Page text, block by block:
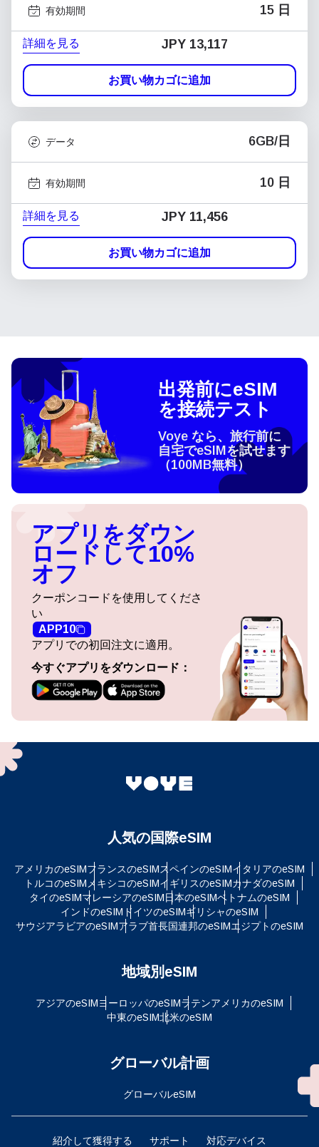
有効期間 15 日
詳細を見る JPY 13,117
お買い物カゴに追加
データ 6GB/日
有効期間 10 日
詳細を見る JPY 11,456
お買い物カゴに追加
出発前にeSIM
を接続テスト
Voye なら、旅行前に
自宅でeSIMを試せます
（100MB無料）
アプリをダウン
ロードして10%
オフ
クーポンコードを使用してくださ
い
APP10
アプリでの初回注文に適用。
今すぐアプリをダウンロード：
人気の国際eSIM
アメリカのeSIMフランスのeSIMスペインのeSIMイタリアのeSIM
トルコのeSIM メキシコのeSIMイギリスのeSIMカナダのeSIM
タイのeSIMマレーシアのeSIM日本のeSIMベトナムのeSIM
インドのeSIM ドイツのeSIMギリシャのeSIM
サウジアラビアのeSIMアラブ首長国連邦のeSIMエジプトのeSIM
地域別eSIM
アジアのeSIMヨーロッパのeSIMラテンアメリカのeSIM
中東のeSIM北米のeSIM
グローバル計画
グローバルeSIM
紹介して獲得する サポート 対応デバイス